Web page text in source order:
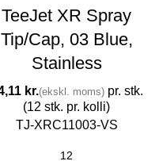
TeeJet XR Spray
Tip/Cap, 03 Blue,
Stainless
kr.
TJ-XRC11003-VS